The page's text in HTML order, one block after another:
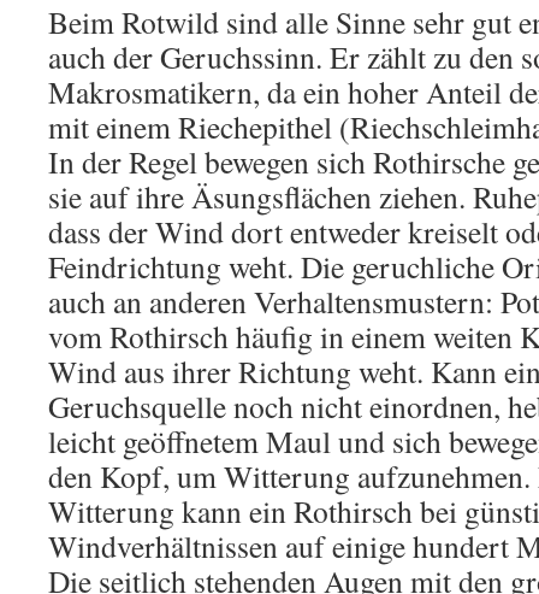
Beim Rotwild sind alle Sinne sehr gut
auch der Geruchssinn. Er zählt zu den
Makrosmatikern, da ein hoher Anteil
mit einem Riechepithel
In der Regel bewegen sich Rothirsche
sie auf ihre Äsungsflächen ziehen.
dass der Wind dort entweder kreiselt
Feindrichtung weht. Die geruchliche
auch an anderen Verhaltensmustern:
vom Rothirsch häufig in einem weiten
Wind aus ihrer Richtung weht. Kann
Geruchsquelle noch nicht einordnen,
leicht geöffnetem Maul und sich
den Kopf, um Witterung
Witterung kann ein Rothirsch bei
Windverhältnissen auf einige hundert
Die seitlich stehenden Augen mit den